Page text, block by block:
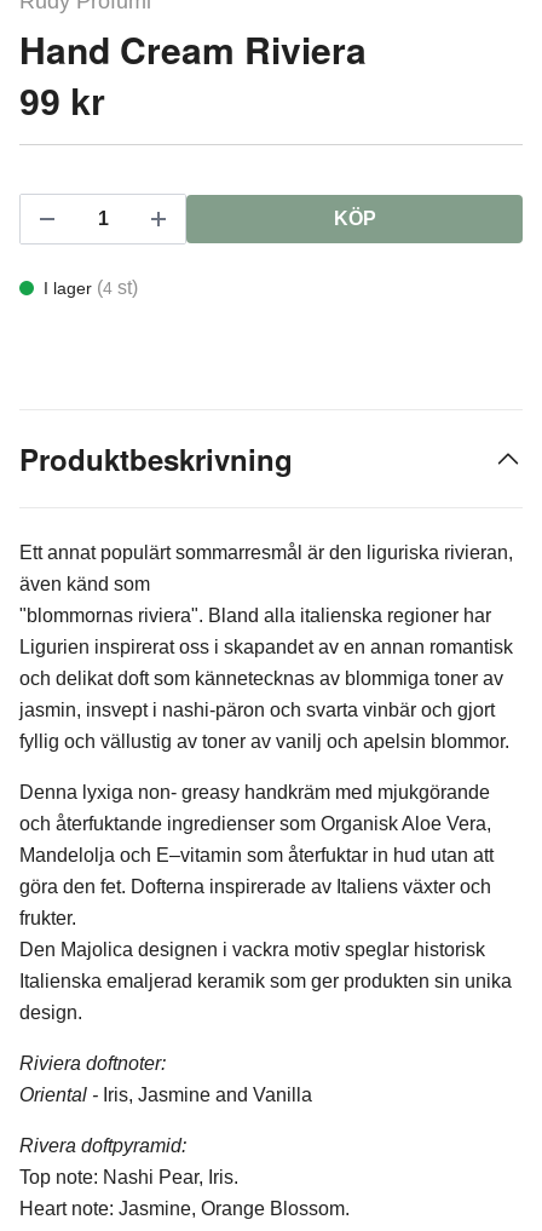
Hand Cream Riviera
99 kr
KÖP
I lager (4 st)
Produktbeskrivning
Ett annat populärt sommarresmål är den liguriska rivieran,
även känd som
"blommornas riviera". Bland alla italienska regioner har
Ligurien inspirerat oss i skapandet av en annan romantisk
och delikat doft som kännetecknas av blommiga toner av
jasmin, insvept i nashi-päron och svarta vinbär och gjort
fyllig och vällustig av toner av vanilj och apelsin blommor.
Denna lyxiga non- greasy handkräm med mjukgörande
och återfuktande ingredienser som Organisk Aloe Vera,
Mandelolja och E–vitamin som återfuktar in hud utan att
göra den fet. Dofterna inspirerade av Italiens växter och
frukter.
Den Majolica designen i vackra motiv speglar historisk
Italienska emaljerad keramik som ger produkten sin unika
design.
Riviera doftnoter:
Oriental - Iris, Jasmine and Vanilla
Rivera doftpyramid:
Top note: Nashi Pear, Iris.
Heart note: Jasmine, Orange Blossom.